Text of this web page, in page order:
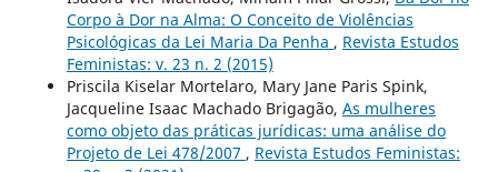
Corpo à Dor na Alma: O Conceito de Violências
Psicológicas da Lei Maria Da Penha , Revista Estudos
Feministas: v. 23 n. 2 (2015)
Priscila Kiselar Mortelaro, Mary Jane Paris Spink,
Jacqueline Isaac Machado Brigagão, As mulheres
como objeto das práticas jurídicas: uma análise do
Projeto de Lei 478/2007 , Revista Estudos Feministas: